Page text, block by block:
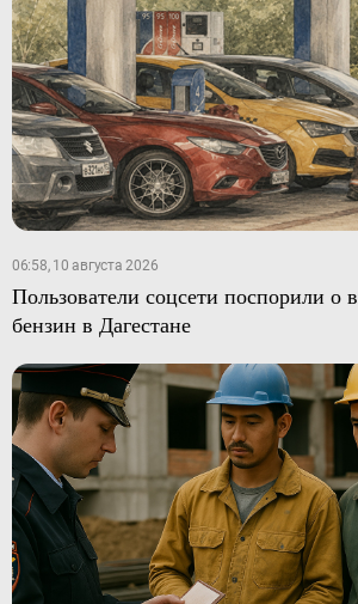
06:58, 10 августа 2026
Пользователи соцсети поспорили о
бензин в Дагестане